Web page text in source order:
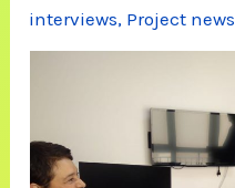
interviews, Project news